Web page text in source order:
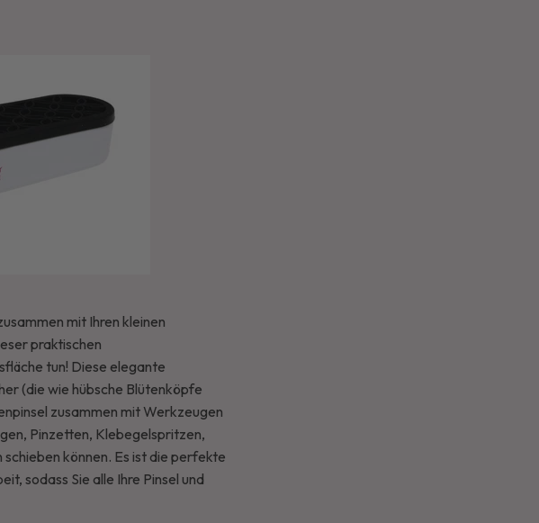
mit Ihren kleinen
praktischen
tun! Diese elegante
(die wie hübsche Blütenköpfe
zusammen mit Werkzeugen
Pinzetten, Klebegelspritzen,
können. Es ist die perfekte
sodass Sie alle Ihre Pinsel und